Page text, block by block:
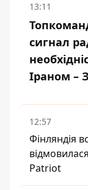
13:11
сигнал
Іраном –
12:57
Фінляндія
Patriot